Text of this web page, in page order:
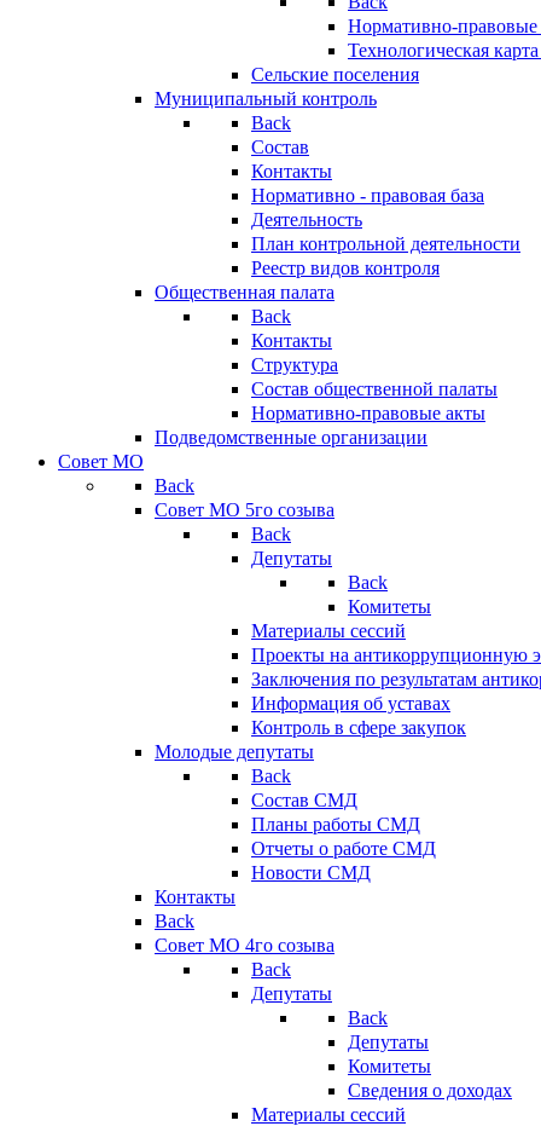
Нормативно-правовые
Технологическая
Сельские поселения
Муниципальный контроль
Back
Состав
Контакты
Нормативно - правовая база
Деятельность
План контрольной деятельности
Реестр видов контроля
Общественная палата
Back
Контакты
Структура
Состав общественной палаты
Нормативно-правовые акты
Подведомственные организации
Совет МО
Back
Совет МО 5го созыва
Back
Депутаты
Back
Комитеты
Материалы сессий
Проекты на антикоррупционную
Заключения по результатам
Информация об уставах
Контроль в сфере закупок
Молодые депутаты
Back
Состав СМД
Планы работы СМД
Отчеты о работе СМД
Новости СМД
Контакты
Back
Совет МО 4го созыва
Back
Депутаты
Back
Депутаты
Комитеты
Сведения о доходах
Материалы сессий